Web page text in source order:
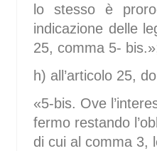
lo stesso è
indicazione delle
25, comma 5-
h) all’articolo 25,
«5-bis. Ove
fermo restando
di cui al comma 3,